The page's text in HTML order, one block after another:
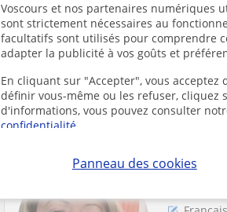
Voscours et nos partenaires numériques
sont strictement nécessaires au
facultatifs sont utilisés pour comprendre
adapter la publicité à vos goûts et
En cliquant sur "Accepter", vous acceptez
définir vous-même ou les refuser, cliquez
d'informations, vous pouvez consulter
confidentialité.
Panneau des cookies
cours
DELF-
avec
Je suis
Corinne